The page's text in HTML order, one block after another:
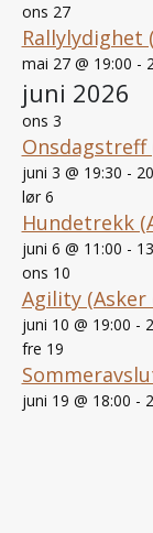
ons 27
Rallylydighet
mai 27 @ 19:00 -
juni 2026
ons 3
juni 3 @ 19:30 -
lør 6
Hundetrekk
juni 6 @ 11:00 -
ons 10
Agility
juni 10 @ 19:00 -
fre 19
juni 19 @ 18:00 -